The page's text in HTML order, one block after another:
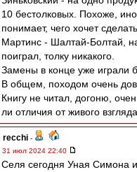
10 бестолковых. Похоже,
понимает, чего хочет сделать.
Мартинс - Шалтай-Болтай,
поиграл, толку никакого.
Замены в конце уже играли
В общем, походом очень
Книгу не читал, догоню,
ли отличия от живого взгляда.
recchi -
31 июл 2024 22:40
Селя сегодня Уная Симона